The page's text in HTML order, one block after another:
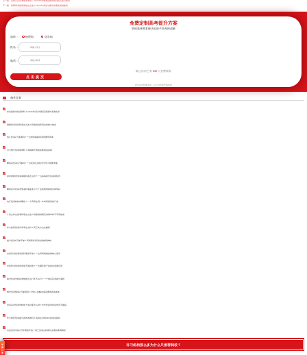
上一篇：
达州公立高考复读学校：2026年本地考生如何找到真正提分路径
下一篇：资阳高考复读学校怎么选？2026年考生与家长的理性规划路径
免费定制高考提升方案
您的选择将直接决定孩子高考的成败
选科： 物理组 化学组
姓名：
电话：
截止目前已有 632 人免费获取
新学高考郑重承诺，以上信息将严格保密
相关文章
东辰国际有复读班吗？2026年四川绵阳高四家长亲测实录
德阳复读培训到底怎么选？陪读妈妈算清这笔账才踏实
内江复读2万多够吗？一位陪读妈妈算清的费用清单
川大附中复读靠谱吗？成都家长用真实数据说真相
攀枝花复读3万够吗？一位复读生的经济与学习双重考量
好老师教育复读成绩到底怎么样？一位高四家长的亲身经历
攀枝花市区高考复读到底提多少分？这笔费用账得先算明白
内江复读机构有哪些？一个高四生用一年时间摸清的门道
广安文科生复读班该怎么选？陪读妈妈看完成绩单终于不再焦虑
学大教育复读升学率怎么样？高三失分点全解析
遂宁复读8万够不够？高四家长算清这笔账再掏钱
自贡高考复读培训到底值不值？一位高四妈妈的择校心里话
甘孜民办复读培训值不值得选？一位藏区孩子的真实逆袭记录
南充复读学校咨询热线怎么打才不白打？一个电话问清提分底牌
雅安复读预算2万够用吗？过来人拆解各项花费的真实账本
自贡高考复读学校前十名到底怎么排？半年复盘发现这些坑不能踩
学大教育复读提分真的有效吗？高四生冲刺985的真实路径
自贡复读学校3万学费值不值？高三复读生和家长必看的费用解析
补习机构那么多为什么只推荐我校？
学
费
计
算